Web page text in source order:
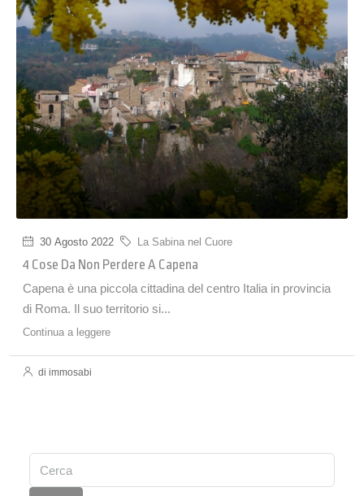
30 Agosto 2022 La Sabina nel Cuore
4 Cose Da Non Perdere A Capena
Capena è una piccola cittadina del centro Italia in provincia
di Roma. Il suo territorio si...
Continua a leggere
di immosabi